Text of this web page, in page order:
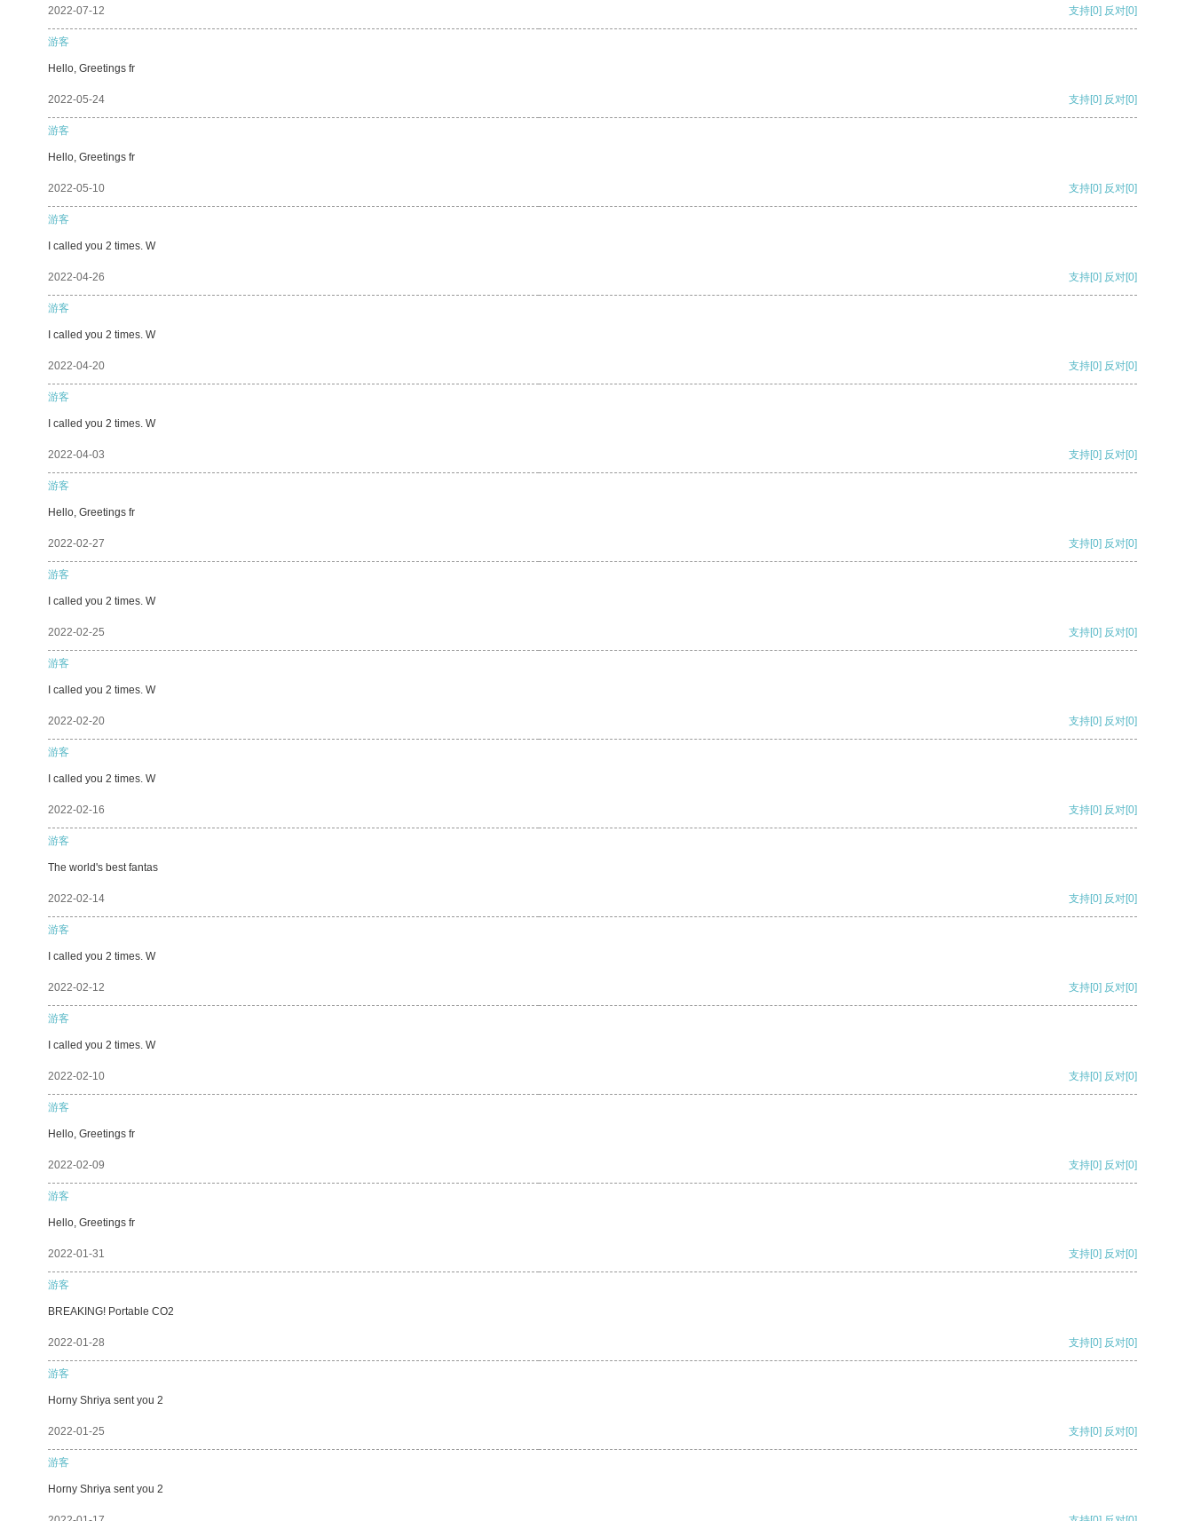
2022-07-12 支持[0] 反对[0]
游客
Hello, Greetings fr
2022-05-24 支持[0] 反对[0]
游客
Hello, Greetings fr
2022-05-10 支持[0] 反对[0]
游客
I called you 2 times. W
2022-04-26 支持[0] 反对[0]
游客
I called you 2 times. W
2022-04-20 支持[0] 反对[0]
游客
I called you 2 times. W
2022-04-03 支持[0] 反对[0]
游客
Hello, Greetings fr
2022-02-27 支持[0] 反对[0]
游客
I called you 2 times. W
2022-02-25 支持[0] 反对[0]
游客
I called you 2 times. W
2022-02-20 支持[0] 反对[0]
游客
I called you 2 times. W
2022-02-16 支持[0] 反对[0]
游客
The world's best fantas
2022-02-14 支持[0] 反对[0]
游客
I called you 2 times. W
2022-02-12 支持[0] 反对[0]
游客
I called you 2 times. W
2022-02-10 支持[0] 反对[0]
游客
Hello, Greetings fr
2022-02-09 支持[0] 反对[0]
游客
Hello, Greetings fr
2022-01-31 支持[0] 反对[0]
游客
BREAKING! Portable CO2
2022-01-28 支持[0] 反对[0]
游客
Horny Shriya sent you 2
2022-01-25 支持[0] 反对[0]
游客
Horny Shriya sent you 2